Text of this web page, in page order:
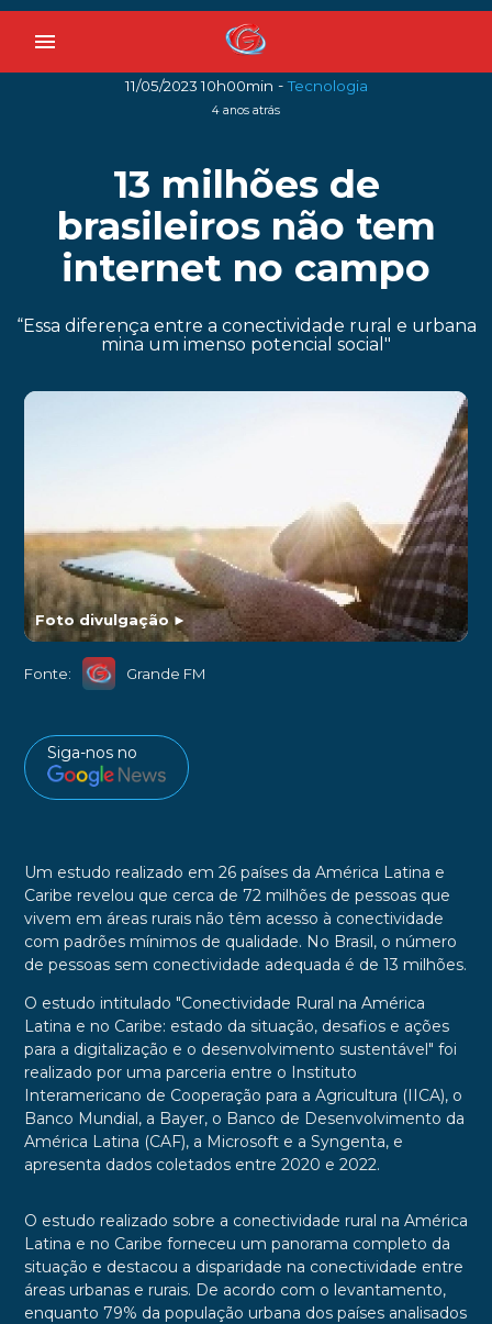
menu
11/05/2023 10h00min -Tecnologia
4 anos atrás
13 milhões de
brasileiros não tem
internet no campo
“Essa diferença entre a conectividade rural e urbana
mina um imenso potencial social"
Foto divulgação►
Fonte: Grande FM
Siga-nos no
Um estudo realizado em 26 países da América Latina e
Caribe revelou que cerca de 72 milhões de pessoas que
vivem em áreas rurais não têm acesso à conectividade
com padrões mínimos de qualidade. No Brasil, o número
de pessoas sem conectividade adequada é de 13 milhões.
O estudo intitulado "Conectividade Rural na América
Latina e no Caribe: estado da situação, desafios e ações
para a digitalização e o desenvolvimento sustentável" foi
realizado por uma parceria entre o Instituto
Interamericano de Cooperação para a Agricultura (IICA), o
Banco Mundial, a Bayer, o Banco de Desenvolvimento da
América Latina (CAF), a Microsoft e a Syngenta, e
apresenta dados coletados entre 2020 e 2022.
O estudo realizado sobre a conectividade rural na América
Latina e no Caribe forneceu um panorama completo da
situação e destacou a disparidade na conectividade entre
áreas urbanas e rurais. De acordo com o levantamento,
enquanto 79% da população urbana dos países analisados